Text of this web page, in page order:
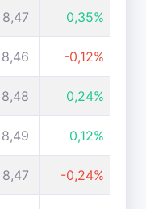
8,47 0,35%
8,46 -0,12%
8,48 0,24%
8,49 0,12%
8,47 -0,24%